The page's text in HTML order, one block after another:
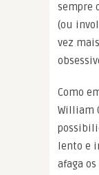
sempre
(ou
vez
Como
William
lento e
afaga